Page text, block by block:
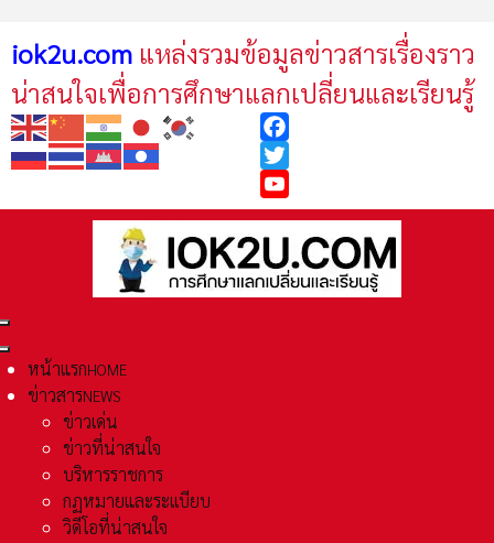
iok2u.com แหล่งรวมข้อมูลข่าวสารเรื่องราว
น่าสนใจเพื่อการศึกษาแลกเปลี่ยนและเรียนรู้
Facebook
Twitter
YouTube
หน้าแรกHOME
ข่าวสารNEWS
ข่าวเด่น
ข่าวที่น่าสนใจ
บริหารราชการ
กฏหมายและระเเบียบ
วิดีโอที่น่าสนใจ